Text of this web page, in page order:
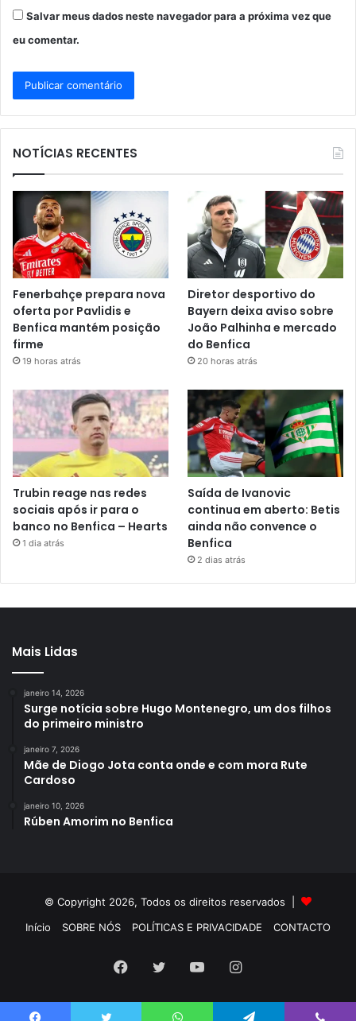
Salvar meus dados neste navegador para a próxima vez que
eu comentar.
NOTÍCIAS RECENTES
Fenerbahçe prepara nova
oferta por Pavlidis e
Benfica mantém posição
firme
19 horas atrás
Diretor desportivo do
Bayern deixa aviso sobre
João Palhinha e mercado
do Benfica
20 horas atrás
Trubin reage nas redes
sociais após ir para o
banco no Benfica – Hearts
1 dia atrás
Saída de Ivanovic
continua em aberto: Betis
ainda não convence o
Benfica
2 dias atrás
Mais Lidas
janeiro 14, 2026
Surge notícia sobre Hugo Montenegro, um dos filhos
do primeiro ministro
janeiro 7, 2026
Mãe de Diogo Jota conta onde e com mora Rute
Cardoso
janeiro 10, 2026
Rúben Amorim no Benfica
© Copyright 2026, Todos os direitos reservados |
Início
SOBRE NÓS POLÍTICAS E PRIVACIDADE CONTACTO
Facebook
TwitterYouTubeInstagram